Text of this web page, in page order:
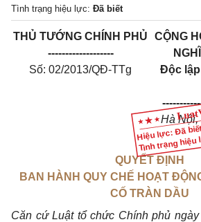
Tình trạng hiệu lực: Đã biết
Hiệu lực: Đã
Tình trạng
THỦ TƯỚNG CHÍNH PHỦ
-------------------
Số: 02/2013/QĐ-TTg
CỘNG
Độc lập
Hà Nội,
QUYẾT ĐỊNH
BAN HÀNH QUY CHẾ HOẠT
CỐ TRÀN DẦU
Căn cứ Luật tổ chức Chính phủ